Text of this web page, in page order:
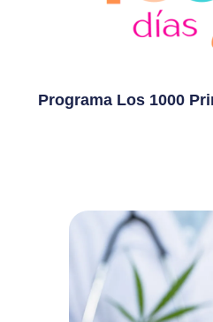
Programa Los 1000